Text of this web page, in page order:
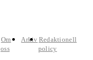
Om
oss
Arkiv Redaktionell
policy